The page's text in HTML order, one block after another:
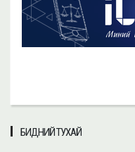
БИДНИЙ ТУХАЙ